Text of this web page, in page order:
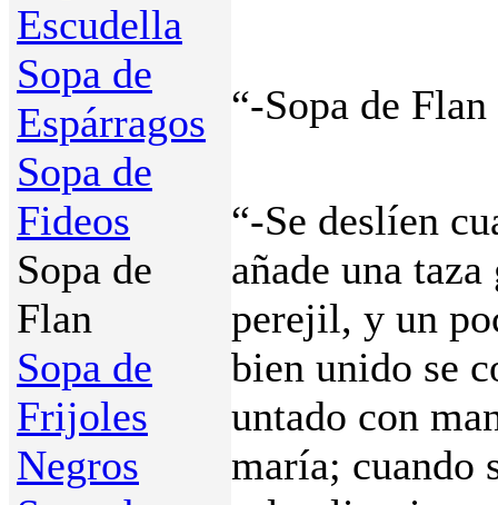
Escudella
Sopa de
Espárragos
Sopa de
Fideos
Sopa de
Flan
Sopa de
Frijoles
Negros
“-Sopa de Flan
“-Se deslíen
añade una
perejil, y un
bien unido se
untado con
maría; cuando